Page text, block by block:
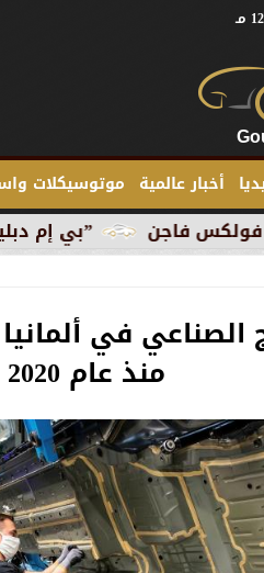
أخبار عالمية موتوسيكلات
”بي إم دبليو” تبدأ الإنتاج
الصناعي في
منذ عام 2020